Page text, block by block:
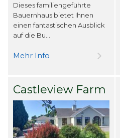
Dieses familiengeführte
Bauernhaus bietet Ihnen
einen fantastischen Ausblick
auf die Bu...
Mehr Info
Castleview Farm